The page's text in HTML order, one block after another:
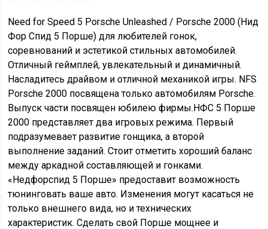
Need for Speed 5 Porsche Unleashed / Porsche 2000 (Нид
Фор Спид 5 Порше) для любителей гонок,
соревнований и эстетикой стильных автомобилей.
Отличный геймплей, увлекательный и динамичный.
Насладитесь драйвом и отличной механикой игры. NFS
Porsche 2000 посвящена только автомобилям Porsche.
Выпуск части посвящен юбилею фирмы.НФС 5 Порше
2000 представляет два игровых режима. Первый
подразумевает развитие гонщика, а второй
выполнение заданий. Стоит отметить хороший баланс
между аркадной составляющей и гонками.
«Недфорспид 5 Порше» предоставит возможность
тюнинговать ваше авто. Изменения могут касаться не
только внешнего вида, но и технических
характеристик. Сделать свой Порше мощнее и